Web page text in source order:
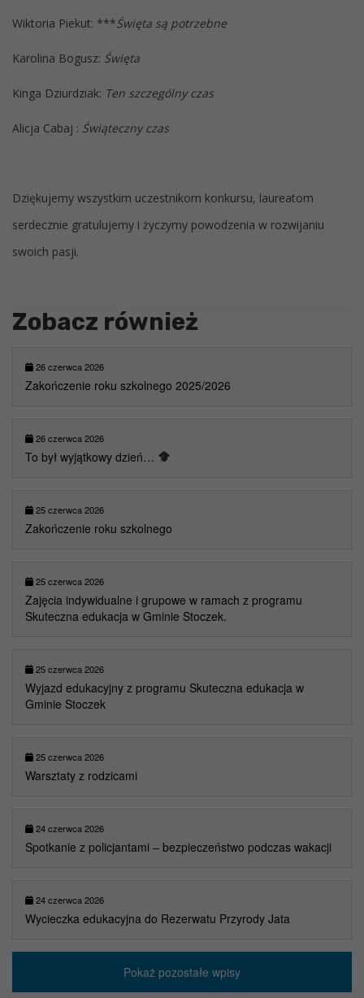
Wiktoria Piekut: *** Święta są potrzebne
Karolina Bogusz: Święta
Kinga Dziurdziak: Ten szczególny czas
Alicja Cabaj : Świąteczny czas
Dziękujemy wszystkim uczestnikom konkursu, laureatom
serdecznie gratulujemy i życzymy powodzenia w rozwijaniu
swoich pasji.
Zobacz również
26 czerwca 2026
Zakończenie roku szkolnego 2025/2026
26 czerwca 2026
To był wyjątkowy dzień…
25 czerwca 2026
Zakończenie roku szkolnego
25 czerwca 2026
Zajęcia indywidualne i grupowe w ramach z programu
Skuteczna edukacja w Gminie Stoczek.
25 czerwca 2026
Wyjazd edukacyjny z programu Skuteczna edukacja w
Gminie Stoczek
25 czerwca 2026
Warsztaty z rodzicami
24 czerwca 2026
Spotkanie z policjantami – bezpieczeństwo podczas wakacji
24 czerwca 2026
Wycieczka edukacyjna do Rezerwatu Przyrody Jata
Pokaż pozostałe wpisy